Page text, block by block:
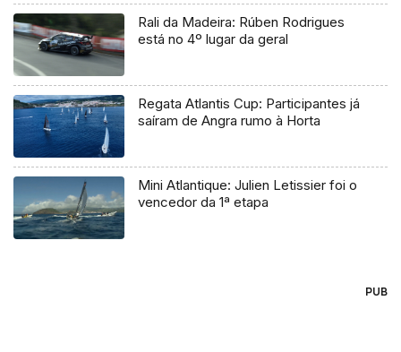
Rali da Madeira: Rúben Rodrigues
está no 4º lugar da geral
Regata Atlantis Cup: Participantes já
saíram de Angra rumo à Horta
Mini Atlantique: Julien Letissier foi o
vencedor da 1ª etapa
PUB